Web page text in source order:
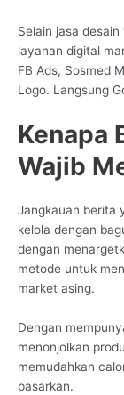
Selain jasa
layanan digital
FB Ads, Sosmed
Logo. Langsung
Kenapa
Wajib
Jangkauan berita
kelola dengan
dengan
metode untuk
market asing.
Dengan
menonjolkan
memudahkan
pasarkan.